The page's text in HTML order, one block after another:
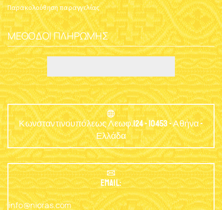
Παρακολούθηση παραγγελίας
ΜΈΘΟΔΟΙ ΠΛΗΡΩΜΉΣ
Κωνσταντινουπόλεως Λεωφ.124 - 10453 - Αθήνα -
Ελλάδα
EMAIL:
info@nioras.com